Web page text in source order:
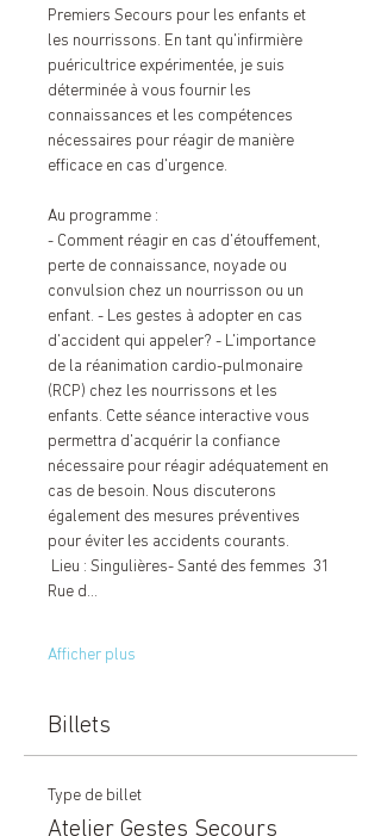
Premiers Secours pour les enfants et
les nourrissons. En tant qu'infirmière
puéricultrice expérimentée, je suis
déterminée à vous fournir les
connaissances et les compétences
nécessaires pour réagir de manière
efficace en cas d'urgence.
Au programme :
- Comment réagir en cas d'étouffement,
perte de connaissance, noyade ou
convulsion chez un nourrisson ou un
enfant. - Les gestes à adopter en cas
d'accident qui appeler? - L'importance
de la réanimation cardio-pulmonaire
(RCP) chez les nourrissons et les
enfants. Cette séance interactive vous
permettra d'acquérir la confiance
nécessaire pour réagir adéquatement en
cas de besoin. Nous discuterons
également des mesures préventives
pour éviter les accidents courants.
Lieu : Singulières- Santé des femmes  31
Rue d…
Afficher plus
Billets
Type de billet
Atelier Gestes Secours